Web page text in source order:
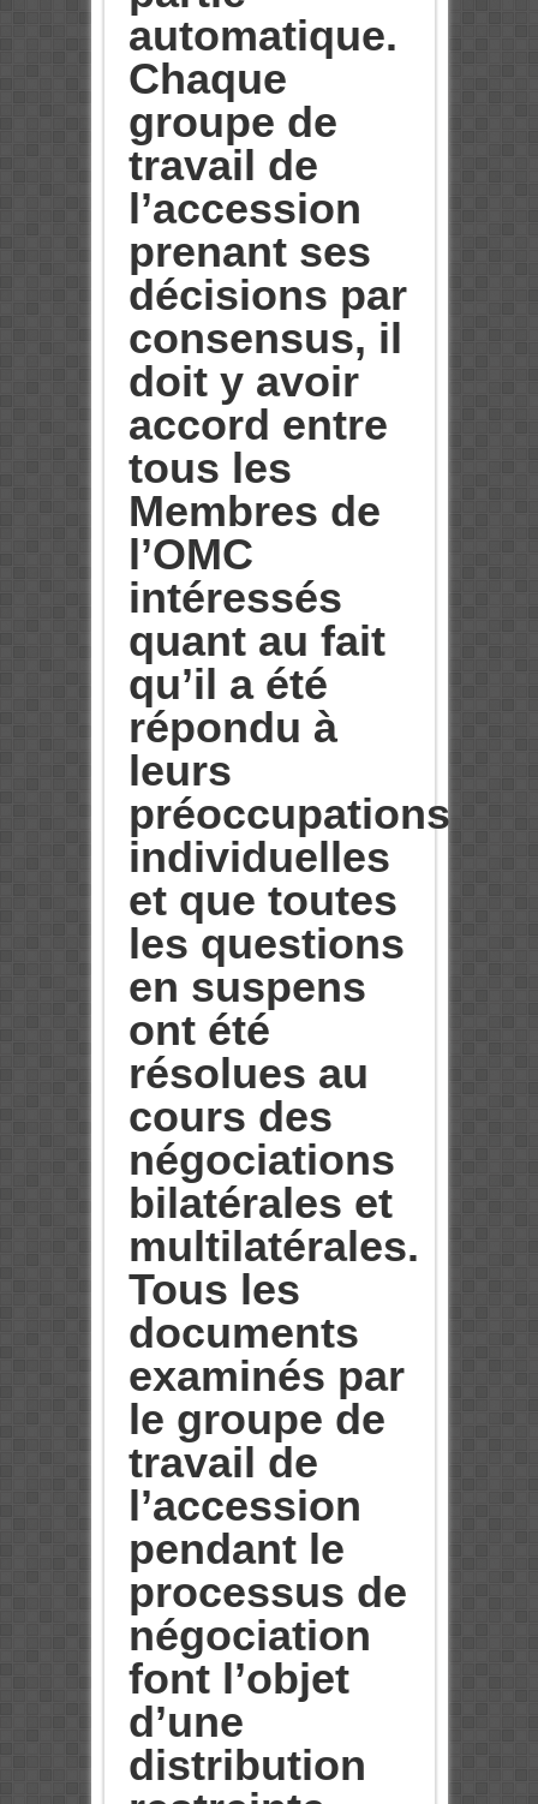
automatique.
Chaque
groupe de
travail de
l’accession
prenant ses
décisions par
consensus, il
doit y avoir
accord entre
tous les
Membres de
l’OMC
intéressés
quant au fait
qu’il a été
répondu à
leurs
préoccupations
individuelles
et que toutes
les questions
en suspens
ont été
résolues au
cours des
négociations
bilatérales et
multilatérales.
Tous les
documents
examinés par
le groupe de
travail de
l’accession
pendant le
processus de
négociation
font l’objet
d’une
distribution